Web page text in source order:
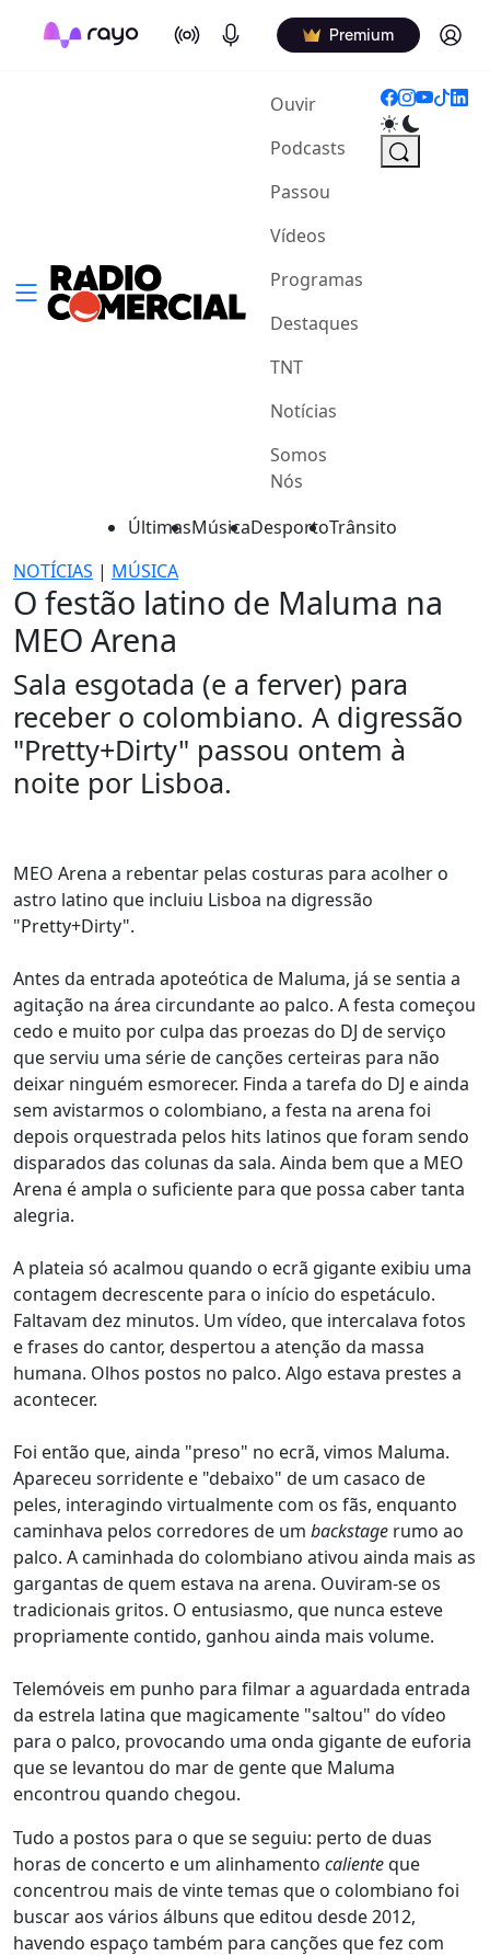
On Air Podcasts Premium Log in
Ouvir(current)
Podcasts
Passou
Vídeos
Programas
Destaques
TNT
Notícias
Somos
Nós
ÚltimasMúsicaDesportoTrânsito
NOTÍCIAS | MÚSICA
O festão latino de Maluma na
MEO Arena
Sala esgotada (e a ferver) para
receber o colombiano. A digressão
"Pretty+Dirty" passou ontem à
noite por Lisboa.
MEO Arena a rebentar pelas costuras para acolher o
astro latino que incluiu Lisboa na digressão
"Pretty+Dirty".
Antes da entrada apoteótica de Maluma, já se sentia a
agitação na área circundante ao palco. A festa começou
cedo e muito por culpa das proezas do DJ de serviço
que serviu uma série de canções certeiras para não
deixar ninguém esmorecer. Finda a tarefa do DJ e ainda
sem avistarmos o colombiano, a festa na arena foi
depois orquestrada pelos hits latinos que foram sendo
disparados das colunas da sala. Ainda bem que a MEO
Arena é ampla o suficiente para que possa caber tanta
alegria.
A plateia só acalmou quando o ecrã gigante exibiu uma
contagem decrescente para o início do espetáculo.
Faltavam dez minutos. Um vídeo, que intercalava fotos
e frases do cantor, despertou a atenção da massa
humana. Olhos postos no palco. Algo estava prestes a
acontecer.
Foi então que, ainda "preso" no ecrã, vimos Maluma.
Apareceu sorridente e "debaixo" de um casaco de
peles, interagindo virtualmente com os fãs, enquanto
caminhava pelos corredores de um backstage rumo ao
palco. A caminhada do colombiano ativou ainda mais as
gargantas de quem estava na arena. Ouviram-se os
tradicionais gritos. O entusiasmo, que nunca esteve
propriamente contido, ganhou ainda mais volume.
Telemóveis em punho para filmar a aguardada entrada
da estrela latina que magicamente "saltou" do vídeo
para o palco, provocando uma onda gigante de euforia
que se levantou do mar de gente que Maluma
encontrou quando chegou.
Tudo a postos para o que se seguiu: perto de duas
horas de concerto e um alinhamento calienteque
concentrou mais de vinte temas que o colombiano foi
buscar aos vários álbuns que editou desde 2012,
havendo espaço também para canções que fez com